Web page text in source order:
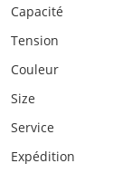
Capacité
Tension
Couleur
Size
Service
Expédition